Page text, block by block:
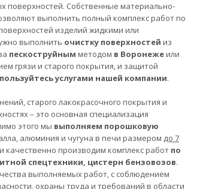
поверхностей. Собственные материально-
выполнить полный комплекс работ по
изделий жидкими или
выполнить очистку поверхностей из
пескоструйным методом в Воронежеили
грязи и старого покрытия, и защитой
услугами нашей компании.
старого лакокрасочного покрытия и
– это основная специализация
этого мы выполняем порошковую
алюминия и чугуна в печи размером до 7
качественно производим комплекс работ по
спецтехники, цистерн бензовозов.
выполняемых работ, с соблюдением
охраны труда и требований в области